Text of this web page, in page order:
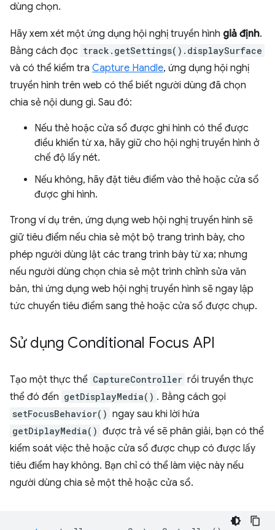
dùng chọn.
Hãy xem xét một ứng dụng hội nghị truyền hình giả định.
Bằng cách đọc track.getSettings().displaySurface
và có thể kiểm tra Capture Handle, ứng dụng hội nghị
truyền hình trên web có thể biết người dùng đã chọn
chia sẻ nội dung gì. Sau đó:
Nếu thẻ hoặc cửa sổ được ghi hình có thể được
điều khiển từ xa, hãy giữ cho hội nghị truyền hình ở
chế độ lấy nét.
Nếu không, hãy đặt tiêu điểm vào thẻ hoặc cửa sổ
được ghi hình.
Trong ví dụ trên, ứng dụng web hội nghị truyền hình sẽ
giữ tiêu điểm nếu chia sẻ một bộ trang trình bày, cho
phép người dùng lật các trang trình bày từ xa; nhưng
nếu người dùng chọn chia sẻ một trình chỉnh sửa văn
bản, thì ứng dụng web hội nghị truyền hình sẽ ngay lập
tức chuyển tiêu điểm sang thẻ hoặc cửa sổ được chụp.
Sử dụng Conditional Focus API
Tạo một thực thể CaptureController rồi truyền thực
thể đó đến getDisplayMedia() . Bằng cách gọi
setFocusBehavior() ngay sau khi lời hứa
getDiplayMedia() được trả về sẽ phân giải, bạn có thể
kiểm soát việc thẻ hoặc cửa sổ được chụp có được lấy
tiêu điểm hay không. Bạn chỉ có thể làm việc này nếu
người dùng chia sẻ một thẻ hoặc cửa sổ.